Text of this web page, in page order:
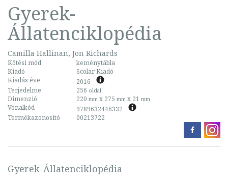
Gyerek-
Állatenciklopédia
Camilla Hallinan, Jon Richards
Kötési mód
keménytábla
Kiadó
Scolar Kiadó
Kiadás éve
2016
Terjedelme
256 oldal
Dimenzió 220 mm x 275 mm x 21 mm
Vonalkód
9789632446332
Termékazonosító
00213722
Gyerek-Állatenciklopédia